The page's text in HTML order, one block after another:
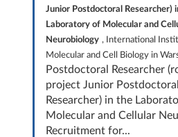
Junior Postdoctoral Researcher)
Laboratory of Molecular and
Neurobiology , International
Molecular and Cell Biology in
Postdoctoral Researcher
project Junior Postdoctoral
Researcher) in the
Molecular and Cellular
Recruitment for...